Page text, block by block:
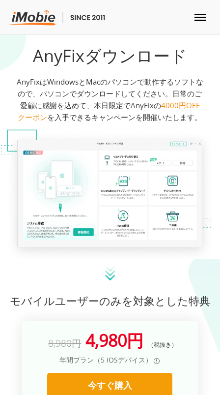
ロック解除&データ復元
データ転送
マルチメディア
便利ツール
ソリューション
ストア
ダウンロード
サポート
AnyFixダウンロード
AnyFixはWindowsとMacのパソコンで動作するソフトな
ので、パソコンでダウンロードしてください。日常のご
愛顧に感謝を込めて、本日限定でAnyFixの4000円OFF
クーポンを入手できるキャンペーンを開催いたします。
モバイルユーザーのみを対象とした特典
8,980円 4,980円 （税抜き）
年間プラン（5 IOSデバイス）
今すぐ購入